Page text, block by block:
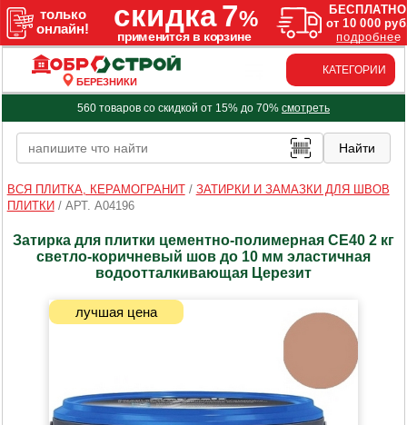
БЕРЕЗНИКИ
КАТЕГОРИИ
560 товаров со скидкой от 15% до 70% смотреть
ВСЯ ПЛИТКА, КЕРАМОГРАНИТ/ ЗАТИРКИ И ЗАМАЗКИ ДЛЯ ШВОВ
ПЛИТКИ / АРТ. A04196
Затирка для плитки цементно-полимерная CE40 2 кг
светло-коричневый шов до 10 мм эластичная
водоотталкивающая Церезит